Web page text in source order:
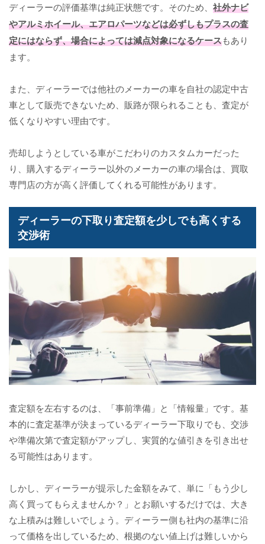
ディーラーの評価基準は純正状態です。そのため、 社外ナビ
やアルミホイール、エアロパーツなどは必ずしもプラスの査
定にはならず、場合によっては減点対象になるケースもあり
ます。
また、ディーラーでは他社のメーカーの車を自社の認定中古
車として販売できないため、販路が限られることも、査定が
低くなりやすい理由です。
売却しようとしている車がこだわりのカスタムカーだった
り、購入するディーラー以外のメーカーの車の場合は、買取
専門店の方が高く評価してくれる可能性があります。
ディーラーの下取り査定額を少しでも高くする
交渉術
査定額を左右するのは、「事前準備」と「情報量」です。基
本的に査定基準が決まっているディーラー下取りでも、交渉
や準備次第で査定額がアップし、実質的な値引きを引き出せ
る可能性はあります。
しかし、ディーラーが提示した金額をみて、単に「もう少し
高く買ってもらえませんか？」とお願いするだけでは、大き
な上積みは難しいでしょう。ディーラー側も社内の基準に沿
って価格を出しているため、根拠のない値上げは難しいから